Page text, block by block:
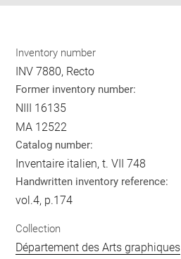
Inventory number
INV 7880, Recto
Former inventory number:
NIII 16135
MA 12522
Catalog number:
Inventaire italien, t. VII 748
Handwritten inventory reference:
vol.4, p.174
Collection
Département des Arts graphiques